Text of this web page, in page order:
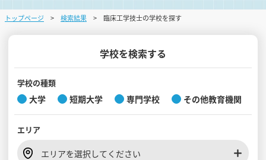
学校を探す
オープンキャンパスを探す
入試・受験入門
トップページ 検索結果 臨床工学技士の学校を探す
学校を検索する
学校の種類
大学 短期大学 専門学校 その他教育機関
エリア
エリアを選択してください